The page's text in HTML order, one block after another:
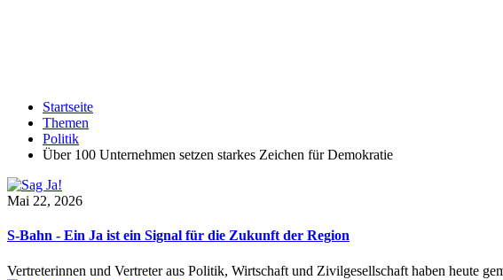
Startseite
Themen
Politik
Über 100 Unternehmen setzen starkes Zeichen für Demokratie
Mai 22, 2026
S-Bahn - Ein Ja ist ein Signal für die Zukunft der Region
Vertreterinnen und Vertreter aus Politik, Wirtschaft und Zivilgesellschaft haben heute